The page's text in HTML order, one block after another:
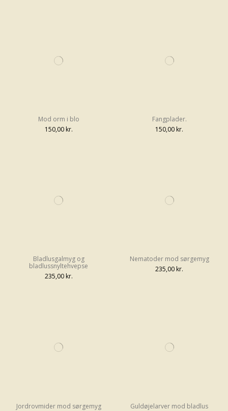
Mod orm i blo
150,00 kr.
Fangplader.
150,00 kr.
Bladlusgalmyg og
bladlussnyltehvepse
235,00 kr.
Nematoder mod sørgemyg
235,00 kr.
Jordrovmider mod sørgemyg
Guldøjelarver mod bladlus